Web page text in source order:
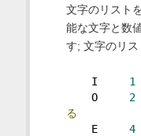
文字のリスト
能な文字と数
す; 文字のリス
I 1
O 2
る
E 4